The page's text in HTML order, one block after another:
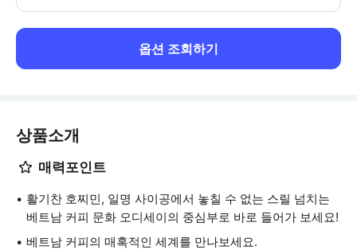
옵션 조회하기
상품소개
매력포인트
활기찬 호찌민, 일명 사이공에서 놓칠 수 없는 스릴 넘치는
베트남 커피 문화 오디세이의 중심부로 바로 들어가 보세요!
베트남 커피의 매혹적인 세계를 만나보세요.